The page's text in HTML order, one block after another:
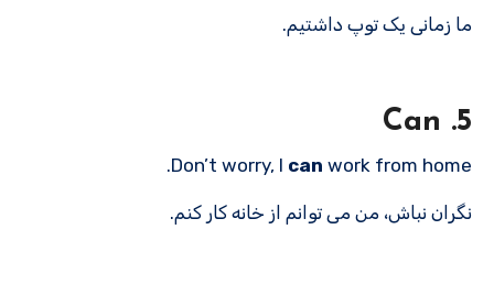
ما زمانی یک توپ داشتیم.
5. Can
Don’t worry, I can work from home.
نگران نباش، من می توانم از خانه کار کنم.